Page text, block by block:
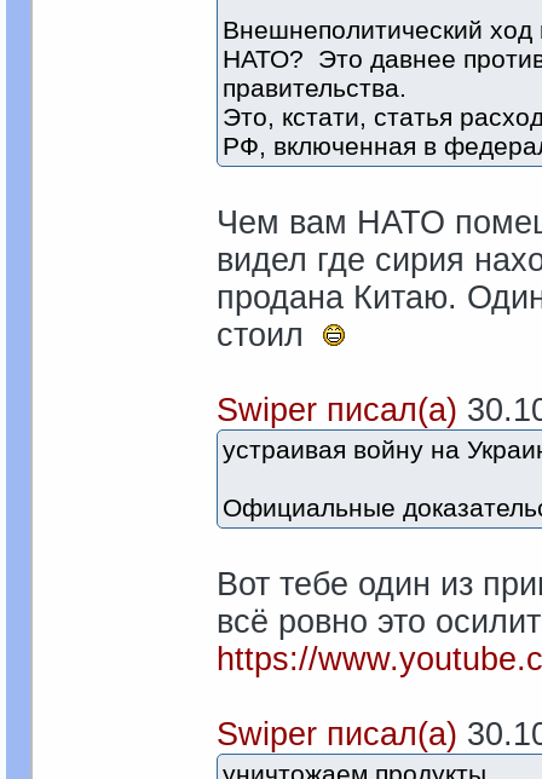
Внешнеполитический
НАТО? Это давнее
правительства.
Это, кстати, статья
РФ, включенная в
Чем вам НАТО
видел где сирия
продана Китаю.
стоил
Swiper писал(а)
устраивая войну на
Официальные
Вот тебе один из
всё ровно это
https://
Swiper писал(а)